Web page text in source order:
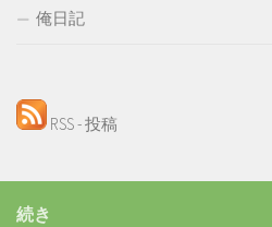
俺日記
RSS - 投稿
続き